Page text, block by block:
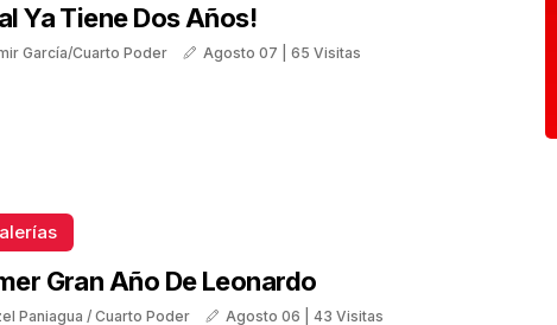
Ya Tiene Dos Años!
García/Cuarto Poder Agosto 07 | 65 Visitas
Gran Año De Leonardo
Paniagua / Cuarto Poder Agosto 06 | 43 Visitas